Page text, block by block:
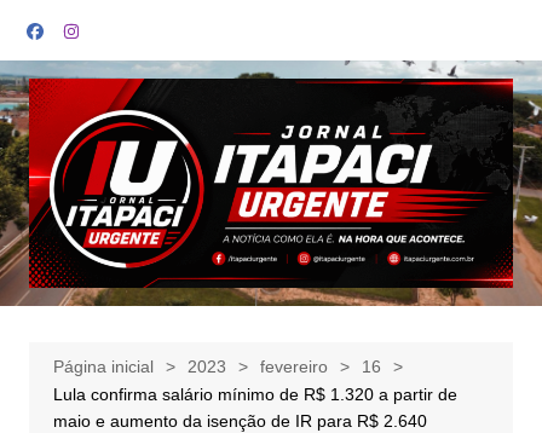
para
o
conteúdo
Página inicial 2023 fevereiro
16
Lula confirma salário mínimo de R$ 1.320 a partir de
maio e aumento da isenção de IR para R$ 2.640